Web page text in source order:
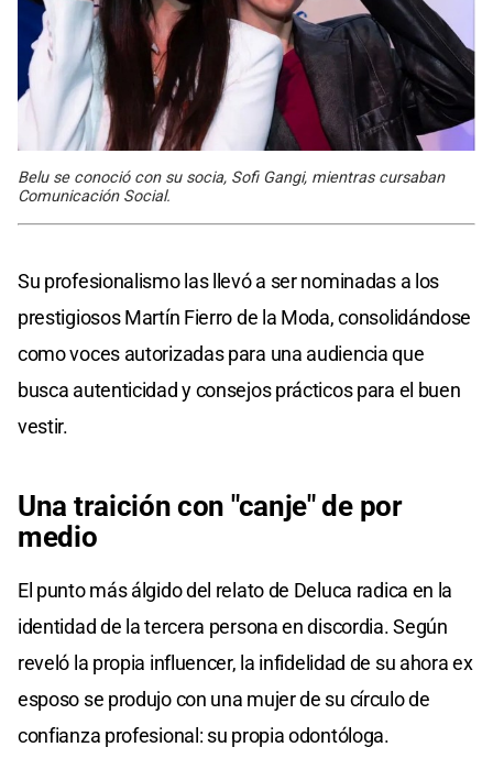
Belu se conoció con su socia, Sofi Gangi, mientras cursaban
Comunicación Social.
Su profesionalismo las llevó a ser nominadas a los
prestigiosos Martín Fierro de la Moda, consolidándose
como voces autorizadas para una audiencia que
busca autenticidad y consejos prácticos para el buen
vestir.
Una traición con "canje" de por
medio
El punto más álgido del relato de Deluca radica en la
identidad de la tercera persona en discordia. Según
reveló la propia influencer, la infidelidad de su ahora ex
esposo se produjo con una mujer de su círculo de
confianza profesional: su propia odontóloga.